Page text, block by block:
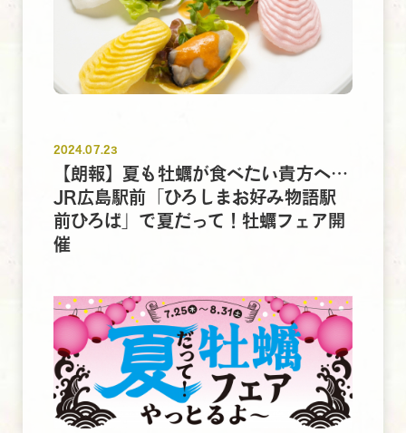
2024.07.23
【朗報】夏も牡蠣が食べたい貴方へ…
JR広島駅前「ひろしまお好み物語駅
前ひろば」で夏だって！牡蠣フェア開
催